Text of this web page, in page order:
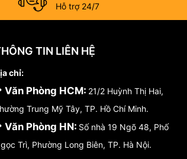
Hỗ trợ 24/7
TIN LIÊN HỆ
chỉ:
Văn Phòng HCM: 21/2 Huỳnh Thị Hai,
Trung Mỹ Tây, TP. Hồ Chí Minh.
Văn Phòng HN: Số nhà 19 Ngõ 48, Phố
Trì, Phường Long Biên, TP. Hà Nội.